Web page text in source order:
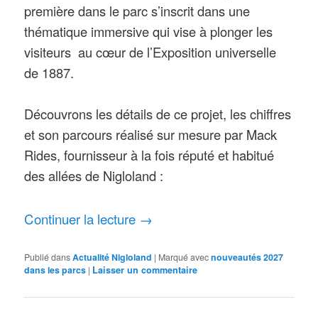
première dans le parc s’inscrit dans une
thématique immersive qui vise à plonger les
visiteurs au cœur de l’Exposition universelle
de 1887.
Découvrons les détails de ce projet, les chiffres
et son parcours réalisé sur mesure par Mack
Rides, fournisseur à la fois réputé et habitué
des allées de Nigloland :
Continuer la lecture →
Publié dansActualité Nigloland | Marqué avecnouveautés 2027
dans les parcs | Laisser un commentaire